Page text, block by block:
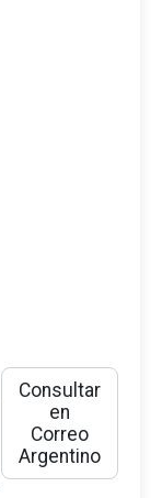
Consultar
en
Correo
Argentino